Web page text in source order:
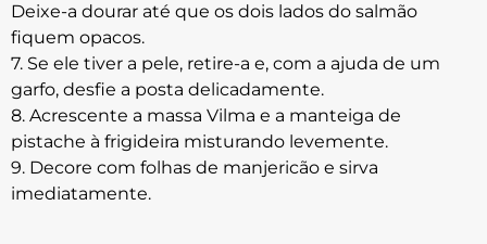
Deixe-a dourar até que os dois lados do salmão
fiquem opacos.
7. Se ele tiver a pele, retire-a e, com a ajuda de um
garfo, desfie a posta delicadamente.
8. Acrescente a massa Vilma e a manteiga de
pistache à frigideira misturando levemente.
9. Decore com folhas de manjericão e sirva
imediatamente.